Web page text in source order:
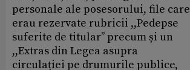
personale ale posesorului, file care
erau rezervate rubricii ,,Pedepse
suferite de titular’’ precum și un
,,Extras din Legea asupra
circulației pe drumurile publice,